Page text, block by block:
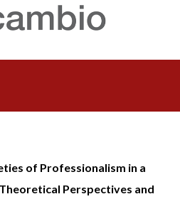
of Professionalism in a
Perspectives and